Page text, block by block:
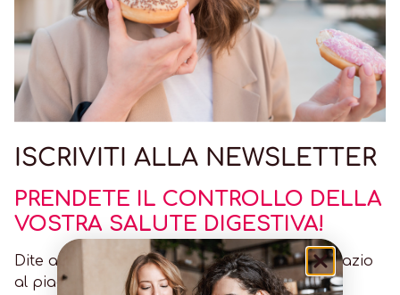
ISCRIVITI ALLA NEWSLETTER
PRENDETE IL CONTROLLO DELLA
VOSTRA SALUTE DIGESTIVA!
Dite addio a privazioni e disagi e lasciate spazio
al piacere!